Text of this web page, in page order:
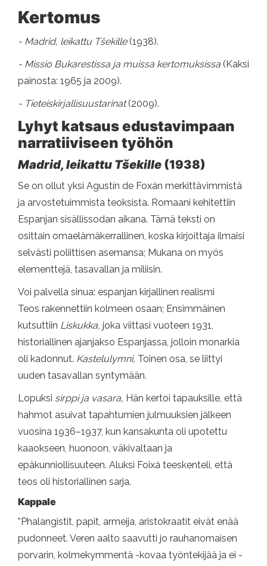
Kertomus
- Madrid, leikattu Tšekille (1938).
- Missio Bukarestissa ja muissa kertomuksissa (Kaksi
painosta: 1965 ja 2009).
- Tieteiskirjallisuustarinat(2009).
Lyhyt katsaus edustavimpaan
narratiiviseen työhön
Madrid, leikattu Tšekille (1938)
Se on ollut yksi Agustín de Foxán merkittävimmistä
ja arvostetuimmista teoksista. Romaani kehitettiin
Espanjan sisällissodan aikana. Tämä teksti on
osittain omaelämäkerrallinen, koska kirjoittaja ilmaisi
selvästi poliittisen asemansa; Mukana on myös
elementtejä, tasavallan ja miliisin.
Voi palvella sinua: espanjan kirjallinen realismi
Teos rakennettiin kolmeen osaan; Ensimmäinen
kutsuttiin Liskukka, joka viittasi vuoteen 1931,
historiallinen ajanjakso Espanjassa, jolloin monarkia
oli kadonnut. Kastelulymni, Toinen osa, se liittyi
uuden tasavallan syntymään.
Lopuksi sirppi ja vasara, Hän kertoi tapauksille, että
hahmot asuivat tapahtumien julmuuksien jälkeen
vuosina 1936–1937, kun kansakunta oli upotettu
kaaokseen, huonoon, väkivaltaan ja
epäkunniollisuuteen. Aluksi Foixá teeskenteli, että
teos oli historiallinen sarja.
Kappale
”Phalangistit, papit, armeija, aristokraatit eivät enää
pudonneet. Veren aalto saavutti jo rauhanomaisen
porvarin, kolmekymmentä -kovaa työntekijää ja ei -